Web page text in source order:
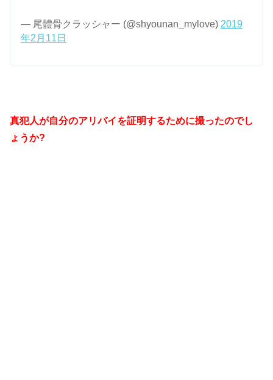
— 尾體骨クラッシャー (@shyounan_mylove) 2019
年2月11日
真犯人が自分のアリバイを証明するために撮ったのでし
ょうか?